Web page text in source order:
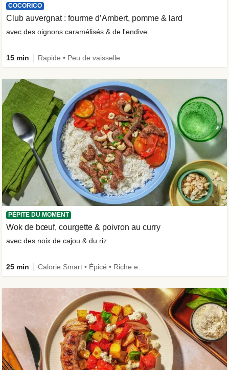
COCORICO
Club auvergnat : fourme d’Ambert, pomme & lard
avec des oignons caramélisés & de l'endive
15 min Rapide • Peu de vaisselle
PÉPITE DU MOMENT
Wok de bœuf, courgette & poivron au curry
avec des noix de cajou & du riz
25 min